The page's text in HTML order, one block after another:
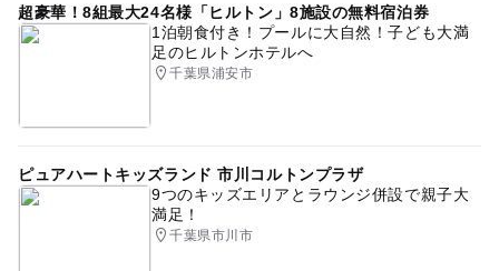
超豪華！8組最大24名様「ヒルトン」8施設の無料宿泊券
1泊朝食付き！プールに大自然！子ども大満
足のヒルトンホテルへ
千葉県浦安市
ピュアハートキッズランド 市川コルトンプラザ
9つのキッズエリアとラウンジ併設で親子大
満足！
千葉県市川市